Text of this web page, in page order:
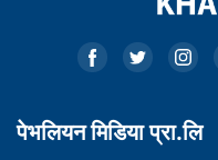
पेभलियन मिडिया प्रा.लि